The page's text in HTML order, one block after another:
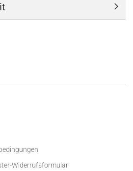
Widerrufsformular